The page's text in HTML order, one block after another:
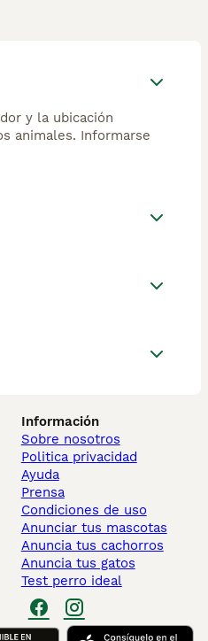
y la ubicación
animales. Informarse
Información
Sobre nosotros
Politica privacidad
Ayuda
Prensa
Condiciones de uso
Anunciar tus mascotas
Anuncia tus cachorros
Anuncia tus gatos
Test perro ideal